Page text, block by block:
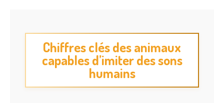
Chiffres clés des animaux
capables d’imiter des sons
humains